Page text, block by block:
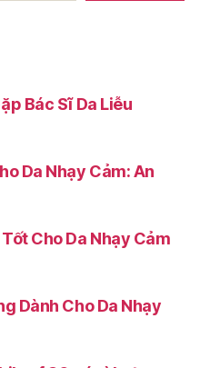
Bác Sĩ Da Liễu
Da Nhạy Cảm: An
Cho Da Nhạy Cảm
Dành Cho Da Nhạy